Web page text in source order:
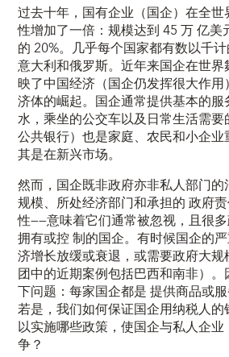
过去十年，国有企业（国企）在全
性增加了一倍：规模达到 45 万 亿
的 20%。几乎每个国家都有数以千计
意大利和俄罗斯。近年来国企在世
映了中国经济（国企仍发挥很大作
济体的崛起。国企通常提供基本的
水，乘坐的公交车以及日常生活需
公共银行）也是家庭、农民和小企
其是在新兴市场。
然而，国企既非政府亦非私人部门
规模、所处经济部门和承担的 政府
性——意味着它们通常被忽视，且很
拥有或控 制的国企。有时候国企的
济增长放缓或衰退，或需要政府大
团中的近期案例包括巴西和南非）
下问题：每家国企都是 提供商品或
若是，我们如何保证国企用纳税人
以实施哪些政策，使国企与私人企
争？